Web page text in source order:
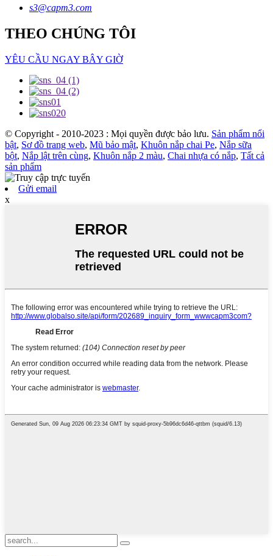
s3@capm3.com
THEO CHÚNG TÔI
YÊU CẦU NGAY BÂY GIỜ
© Copyright - 2010-2023 : Mọi quyền được bảo lưu. Sản phẩm nổi
bật, Sơ đồ trang web, Mũ bảo mật, Khuôn nắp chai Pe, Nắp sữa
bột, Nắp lật trên cùng, Khuôn nắp 2 màu, Chai nhựa có nắp, Tất cả
sản phẩm
Gửi email
x